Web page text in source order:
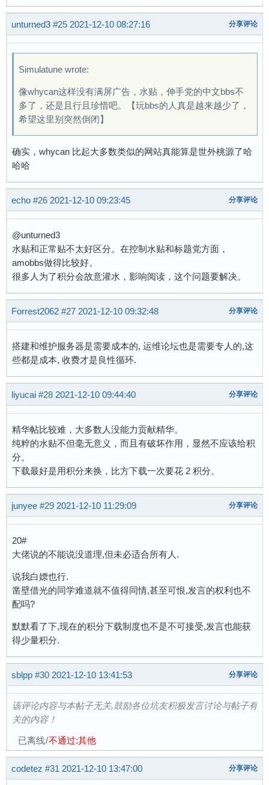
unturned3 #25 2021-12-10 08:27:16 分享评论
Simulatune wrote:
像whycan这样没有满屏广告，水贴，伸手党的中文bbs不
多了，还是且行且珍惜吧。【玩bbs的人真是越来越少了，
希望这里别突然倒闭】
确实，whycan 比起大多数类似的网站真能算是世外桃源了哈
哈哈
echo #26 2021-12-10 09:23:45 分享评论
@unturned3
水贴和正常贴不太好区分。在控制水贴和标题党方面，
amobbs做得比较好。
很多人为了积分会故意灌水，影响阅读，这个问题要解决。
Forrest2062 #27 2021-12-10 09:32:48 分享评论
搭建和维护服务器是需要成本的, 运维论坛也是需要专人的,这
些都是成本, 收费才是良性循环.
liyucai #28 2021-12-10 09:44:40 分享评论
精华帖比较难，大多数人没能力贡献精华。
纯粹的水贴不但毫无意义，而且有破坏作用，显然不应该给积
分。
下载最好是用积分来换，比方下载一次要花 2 积分。
junyee #29 2021-12-10 11:29:09 分享评论
20#
大佬说的不能说没道理,但未必适合所有人.
说我白嫖也行.
凿壁借光的同学难道就不值得同情,甚至可恨,发言的权利也不
配吗?
默默看了下,现在的积分下载制度也不是不可接受,发言也能获
得少量积分.
sblpp #30 2021-12-10 13:41:53 分享评论
该评论内容与本帖子无关,鼓励各位坑友积极发言讨论与帖子有
关的内容！
已离线/不通过:其他
codetez #31 2021-12-10 13:47:00 分享评论